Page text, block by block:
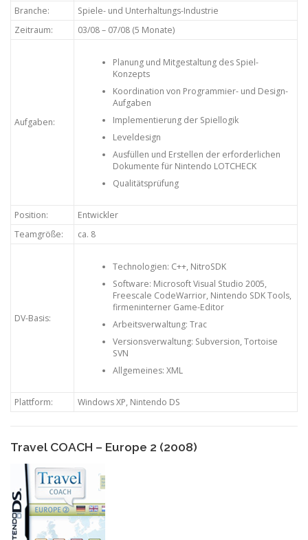
Branche:
Spiele- und Unterhaltungs-Industrie
Zeitraum:
03/08 – 07/08 (5 Monate)
Aufgaben:
Planung und Mitgestaltung des Spiel-
Konzepts
Koordination von Programmier- und Design-
Aufgaben
Implementierung der Spiellogik
Leveldesign
Ausfüllen und Erstellen der erforderlichen
Dokumente für Nintendo LOTCHECK
Qualitätsprüfung
Position:
Entwickler
Teamgröße:
ca. 8
DV-Basis:
Technologien: C++, NitroSDK
Software: Microsoft Visual Studio 2005,
Freescale CodeWarrior, Nintendo SDK Tools,
firmeninterner Game-Editor
Arbeitsverwaltung: Trac
Versionsverwaltung: Subversion, Tortoise
SVN
Allgemeines: XML
Plattform: Windows XP, Nintendo DS
Travel COACH – Europe 2 (2008)